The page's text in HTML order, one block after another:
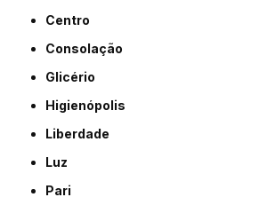
Centro
Consolação
Glicério
Higienópolis
Liberdade
Luz
Pari